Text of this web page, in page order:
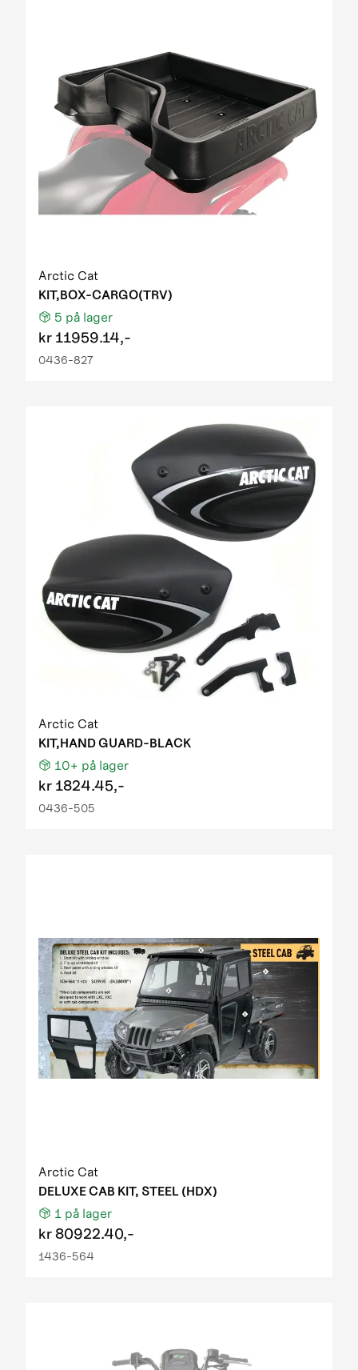
Arctic Cat
KIT,BOX-CARGO(TRV)
5 på lager
kr 11959.14,-
0436-827
Arctic Cat
KIT,HAND GUARD-BLACK
10+ på lager
kr 1824.45,-
0436-505
Arctic Cat
DELUXE CAB KIT, STEEL (HDX)
1 på lager
kr80922.40,-
1436-564